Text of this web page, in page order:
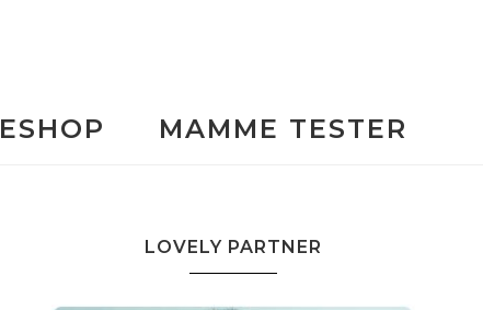
ESHOP MAMME TESTER
LOVELY PARTNER